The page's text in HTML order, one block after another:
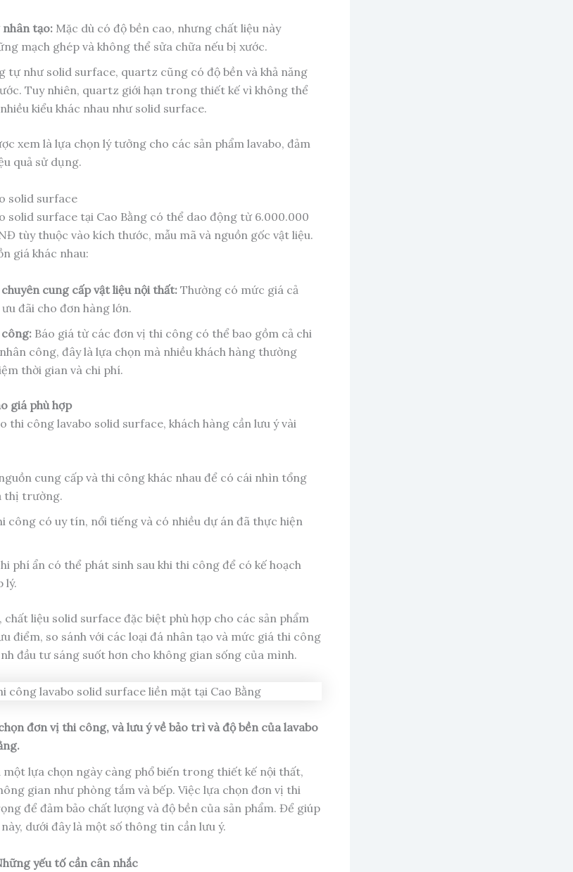
tạo: Mặc dù có độ bền cao, nhưng chất liệu này
mạch ghép và không thể sửa chữa nếu bị xước.
tự như solid surface, quartz cũng có độ bền và khả năng
Tuy nhiên, quartz giới hạn trong thiết kế vì không thể
kiểu khác nhau như solid surface.
xem là lựa chọn lý tưởng cho các sản phẩm lavabo, đảm
quả sử dụng.
solid surface
solid surface tại Cao Bằng có thể dao động từ 6.000.000
tùy thuộc vào kích thước, mẫu mã và nguồn gốc vật liệu.
giá khác nhau:
cung cấp vật liệu nội thất: Thường có mức giá cả
đãi cho đơn hàng lớn.
Báo giá từ các đơn vị thi công có thể bao gồm cả chi
công, đây là lựa chọn mà nhiều khách hàng thường
thời gian và chi phí.
giá phù hợp
thi công lavabo solid surface, khách hàng cần lưu ý vài
cung cấp và thi công khác nhau để có cái nhìn tổng
thị trường.
công có uy tín, nổi tiếng và có nhiều dự án đã thực hiện
phí ẩn có thể phát sinh sau khi thi công để có kế hoạch
lý.
liệu solid surface đặc biệt phù hợp cho các sản phẩm
điểm, so sánh với các loại đá nhân tạo và mức giá thi công
đầu tư sáng suốt hơn cho không gian sống của mình.
đơn vị thi công, và lưu ý về bảo trì và độ bền của lavabo
một lựa chọn ngày càng phổ biến trong thiết kế nội thất,
gian như phòng tắm và bếp. Việc lựa chọn đơn vị thi
để đảm bảo chất lượng và độ bền của sản phẩm. Để giúp
dưới đây là một số thông tin cần lưu ý.
yếu tố cần cân nhắc